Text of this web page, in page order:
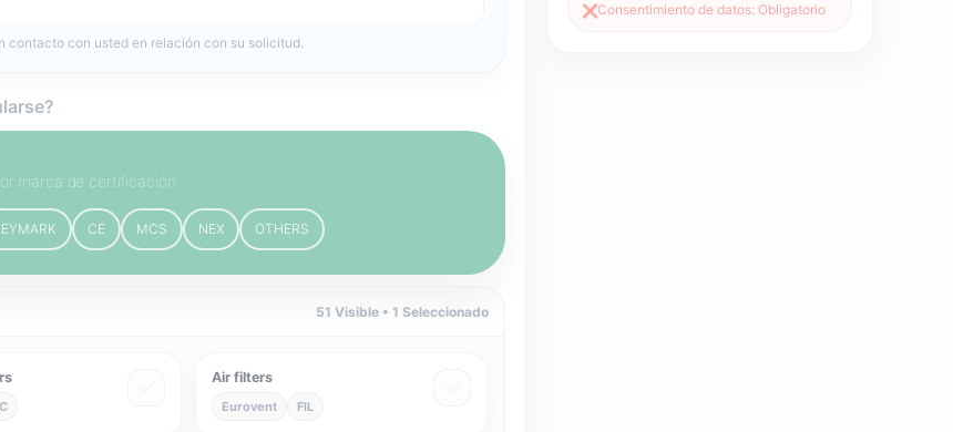
contacto con usted en relación con su solicitud.
marca de certificación
CE MCS NEX OTHERS
51 Visible • 1 Seleccionado
Air filters
Eurovent FIL
❌Consentimiento de datos: Obligatorio